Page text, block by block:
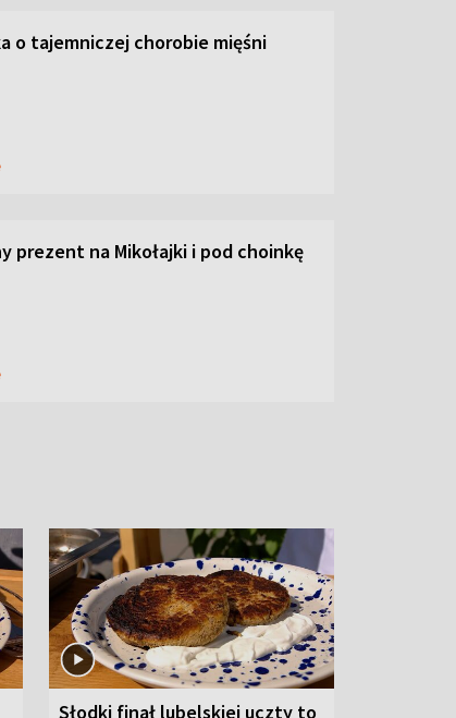
o tajemniczej chorobie mięśni
prezent na Mikołajki i pod choinkę
Słodki finał lubelskiej uczty to